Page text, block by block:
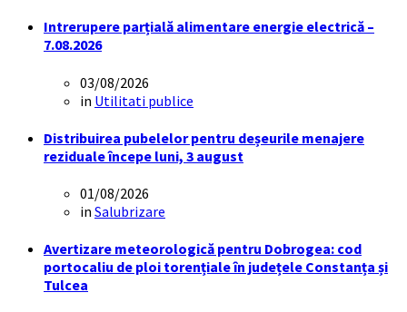
Intrerupere parțială alimentare energie electrică –
7.08.2026
03/08/2026
in Utilitati publice
Distribuirea pubelelor pentru deșeurile menajere
reziduale începe luni, 3 august
01/08/2026
in Salubrizare
Avertizare meteorologică pentru Dobrogea: cod
portocaliu de ploi torențiale în județele Constanța și
Tulcea